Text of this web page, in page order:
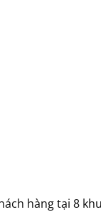
hàng tại 8